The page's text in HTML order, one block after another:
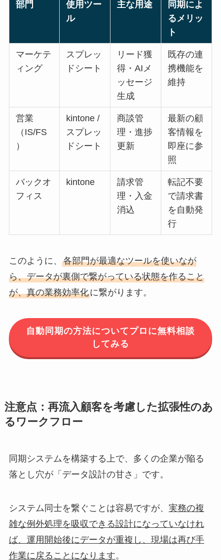
部門
使用ツー
ル
主な用途
同期によ
るメリッ
ト
マーケテ
ィング
スプレッ
ドシート
リード獲
得・AIメ
ッセージ
生成
既存の連
携機能を
維持
営業
（IS/FS
）
kintone /
スプレッ
ドシート
商談管
理・進捗
更新
最新の顧
客情報を
即座に参
照
バックオ
フィス
kintone
請求管
理・入金
消込
転記不要
で請求書
を自動発
行
このように、 各部門が最適なツールを使いなが
ら、データが裏側で繋がっている状態を作ること
が、真の業務効率化に繋がります。
自動同期の方法についてプロに無料相談
してみる
注意点：再流入顧客を考慮した拡張性のあ
るワークフロー
同期システムを構築する上で、多くの企業が陥る
落とし穴が「データ設計の甘さ」です。
システム同士を繋ぐことは容易ですが、 実務の複
雑な例外処理を吸収できる設計になっていなけれ
ば、運用開始後にデータが重複し、現場は再び手
作業に戻ることになります。